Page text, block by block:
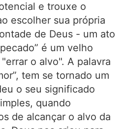
e trouxe o
escolher sua própria
de Deus - um ato
é um velho
o alvo". A palavra
tem se tornado um
o seu significado
quando
de alcançar o alvo da